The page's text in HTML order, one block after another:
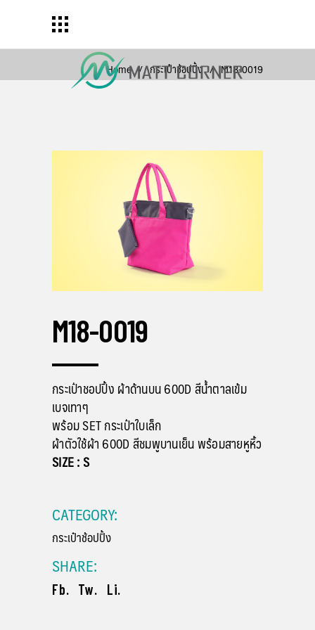
Home / กระเป๋าช้อปปิ้ง / M18-0019
M18-0019
กระเป๋าชอปปิ้ง ผ้าด้านบน 600D สีน้ำตาลเข้ม
เบจเทาๆ
พร้อม SET กระเป๋าใบเล็ก
ผ้าตัวใช้ผ้า 600D สีชมพูบานเย็น พร้อมสายหูหิ้ว
SIZE : S
CATEGORY:
กระเป๋าช้อปปิ้ง
SHARE:
Fb. Tw. Li.